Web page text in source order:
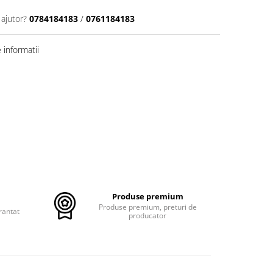
0784184183 / 0761184183
informatii
Produse premium
Produse premium, preturi de
producator